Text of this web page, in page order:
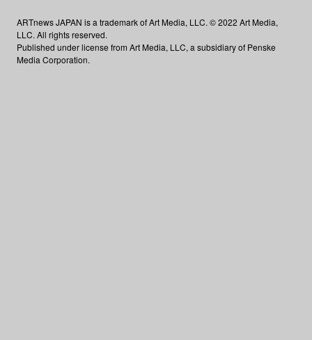
ARTnews JAPAN is a trademark of Art Media, LLC. © 2022 Art Media,
LLC. All rights reserved.
Published under license from Art Media, LLC, a subsidiary of Penske
Media Corporation.